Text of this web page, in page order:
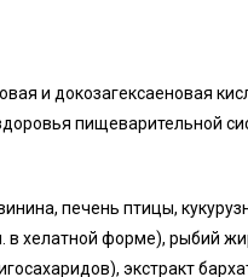
и докозагексаеновая
пищеварительной
печень птицы,
в хелатной форме), рыбий
экстракт